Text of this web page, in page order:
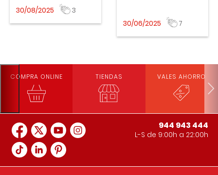
EROSKI
EROSKI, S. COOP
Publicado el %s
30/08/2025 3
EROSKI
EROSKI, S. COOP
Publicado el %s
30/06/2025 7
COMPRA ONLINE TIENDAS VALES AHORRO
944 943 444
L-S de 9:00h a 22:00h